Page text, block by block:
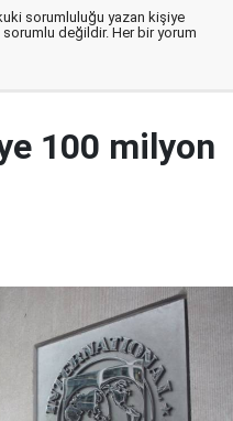
sorumluluğu yazan kişiye
değildir. Her bir yorum
100 milyon